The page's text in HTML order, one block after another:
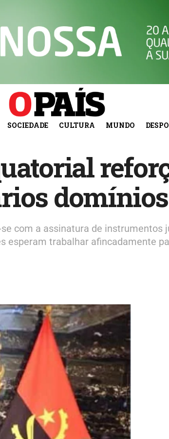
SOCIEDADE CULTURA MUNDO
domínios
com a assinatura de
esperam trabalhar afincadamente